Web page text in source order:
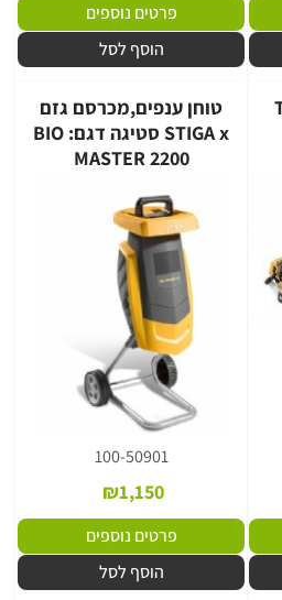
פרטים נוספים
הוסף לסל
טוחן ענפים,מכרסם גזם
STIGA x סטיגה דגם: BIO
MASTER 2200
100-50901
₪1,150
פרטים נוספים
הוסף לסל